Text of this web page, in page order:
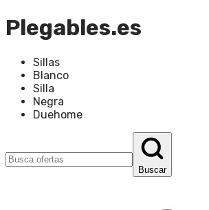
Plegables.es
Sillas
Blanco
Silla
Negra
Duehome
Buscar